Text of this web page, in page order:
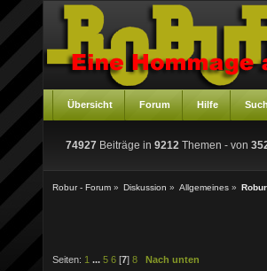
Übersicht Forum Hilfe
74927 Beiträge in 9212 Themen - von
Robur - Forum » Diskussion » Allgemeines »
Seiten: 1 ... 5 6 [7] 8 Nach unten